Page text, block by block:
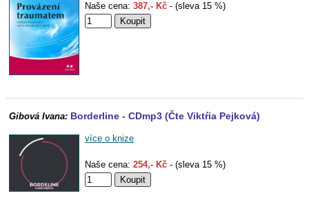
Naše cena: 387,- Kč - (sleva 15 %)
Gibová Ivana: Borderline - CDmp3 (Čte Viktŕia Pejková)
více o knize
Naše cena: 254,- Kč - (sleva 15 %)